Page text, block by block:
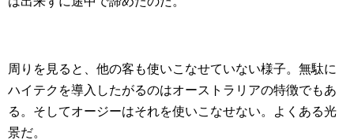
周りを見ると、他の客も使いこなせていない様子。無駄に
ハイテクを導入したがるのはオーストラリアの特徴でもあ
る。そしてオージーはそれを使いこなせない。よくある光
景だ。